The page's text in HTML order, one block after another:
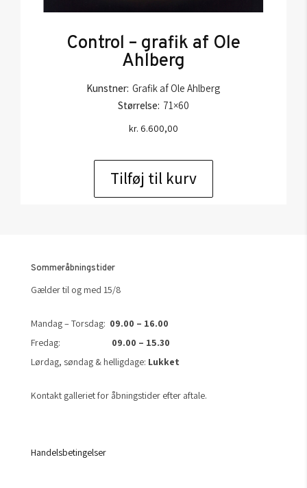
Control – grafik af Ole
Ahlberg
Kunstner: Grafik af Ole Ahlberg
Størrelse: 71×60
kr. 6.600,00
Tilføj til kurv
Sommeråbningstider
Gælder til og med 15/8
Mandag – Torsdag: 09.00 – 16.00
Fredag: 09.00 – 15.30
Lørdag, søndag & helligdage: Lukket
Kontakt galleriet for åbningstider efter aftale.
Handelsbetingelser